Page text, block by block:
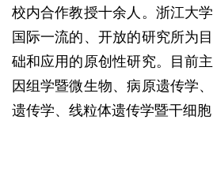
校内合作教授十余人。浙江大
国际一流的、开放的研究所为
础和应用的原创性研究。目前
因组学暨微生物、病原遗传学
遗传学、线粒体遗传学暨干细胞